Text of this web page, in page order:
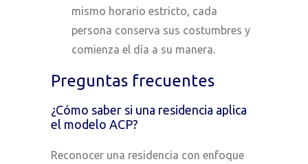
mismo horario estricto, cada
persona conserva sus costumbres y
comienza el día a su manera.
Preguntas frecuentes
¿Cómo saber si una residencia aplica
el modelo ACP?
Reconocer una residencia con enfoque